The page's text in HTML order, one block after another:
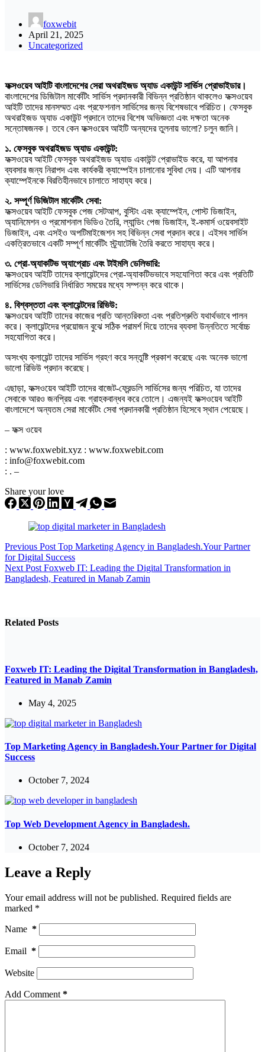
foxwebit
April 21, 2025
Uncategorized
ফক্সওয়েব আইটি বাংলাদেশের সেরা অথরাইজড অ্যাড একাউন্ট সার্ভিস প্রোভাইডার।
বাংলাদেশের ডিজিটাল মার্কেটিং সার্ভিস প্রদানকারী বিভিন্ন প্রতিষ্ঠান থাকলেও ফক্সওয়েব
আইটি তাদের মানসম্মত এবং প্রফেশনাল সার্ভিসের জন্য বিশেষভাবে পরিচিত। ফেসবুক
অথরাইজড অ্যাড একাউন্ট প্রদানে তাদের বিশেষ অভিজ্ঞতা এবং দক্ষতা অনেক
সন্তোষজনক। তবে কেন ফক্সওয়েব আইটি অন্যদের তুলনায় ভালো? চলুন জানি।
১. ফেসবুক অথরাইজড অ্যাড একাউন্ট:
ফক্সওয়েব আইটি ফেসবুক অথরাইজড অ্যাড একাউন্ট প্রোভাইড করে, যা আপনার
ব্যবসার জন্য নিরাপদ এবং কার্যকরী ক্যাম্পেইন চালানোর সুবিধা দেয়। এটি আপনার
ক্যাম্পেইনকে বিরতিহীনভাবে চালাতে সাহায্য করে।
২. সম্পূর্ণ ডিজিটাল মার্কেটিং সেবা:
ফক্সওয়েব আইটি ফেসবুক পেজ সেটআপ, বুস্টিং এবং ক্যাম্পেইন, পোস্ট ডিজাইন,
অ্যানিমেশন ও প্রমোশনাল ভিডিও তৈরি, ল্যান্ডিং পেজ ডিজাইন, ই-কমার্স ওয়েবসাইট
ডিজাইন, এবং এসইও অপটিমাইজেশন সহ বিভিন্ন সেবা প্রদান করে। এইসব সার্ভিস
একত্রিতভাবে একটি সম্পূর্ণ মার্কেটিং স্ট্র্যাটেজি তৈরি করতে সাহায্য করে।
৩. প্রো-অ্যাকটিভ অ্যাপ্রোচ এবং টাইমলি ডেলিভারি:
ফক্সওয়েব আইটি তাদের ক্লায়েন্টদের প্রো-অ্যাকটিভভাবে সহযোগিতা করে এবং প্রতিটি
সার্ভিসের ডেলিভারি নির্ধারিত সময়ের মধ্যে সম্পন্ন করে থাকে।
৪. বিশ্বস্ততা এবং ক্লায়েন্টদের রিভিউ:
ফক্সওয়েব আইটি তাদের কাজের প্রতি আন্তরিকতা এবং প্রতিশ্রুতি যথার্থভাবে পালন
করে। ক্লায়েন্টদের প্রয়োজন বুঝে সঠিক পরামর্শ দিয়ে তাদের ব্যবসা উন্নতিতে সর্বোচ্চ
সহযোগিতা করে।
অসংখ্য ক্লায়েন্ট তাদের সার্ভিস গ্রহণ করে সন্তুষ্টি প্রকাশ করেছে এবং অনেক ভালো
ভালো রিভিউ প্রদান করেছে।
এছাড়া, ফক্সওয়েব আইটি তাদের বাজেট-ফ্রেন্ডলি সার্ভিসের জন্য পরিচিত, যা তাদের
সেবাকে আরও জনপ্রিয় এবং গ্রাহকবান্ধব করে তোলে। এজন্যই ফক্সওয়েব আইটি
বাংলাদেশে অন্যতম সেরা মার্কেটিং সেবা প্রদানকারী প্রতিষ্ঠান হিসেবে স্থান পেয়েছে।
– ফক্স ওয়েব
: www.foxwebit.xyz : www.foxwebit.com
: info@foxwebit.com
: . –
Share your love
Previous Post Top Marketing Agency in Bangladesh.Your Partner
for Digital Success
Next Post Foxweb IT: Leading the Digital Transformation in
Bangladesh, Featured in Manab Zamin
Related Posts
Foxweb IT: Leading the Digital Transformation in Bangladesh,
Featured in Manab Zamin
May 4, 2025
Top Marketing Agency in Bangladesh.Your Partner for Digital
Success
October 7, 2024
Top Web Development Agency in Bangladesh.
October 7, 2024
Leave a Reply
Your email address will not be published. Required fields are
marked *
Name *
Email *
Website
Add Comment *